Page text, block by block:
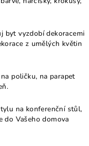
byt vyzdobí dekoracemi
z umělých květin
poličku, na parapet
na konferenční stůl,
do Vašeho domova